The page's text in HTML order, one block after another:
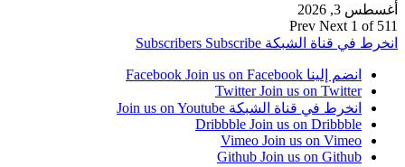
أغسطس 3, 2026
Prev Next 1 of 511
انخرط في قناة الشبكة
Subscribers Subscribe
انضم إلينا Facebook Join us on Facebook
Twitter Join us on Twitter
انخرط في قناة الشبكة Join us on Youtube
Dribbble Join us on Dribbble
Vimeo Join us on Vimeo
Github Join us on Github